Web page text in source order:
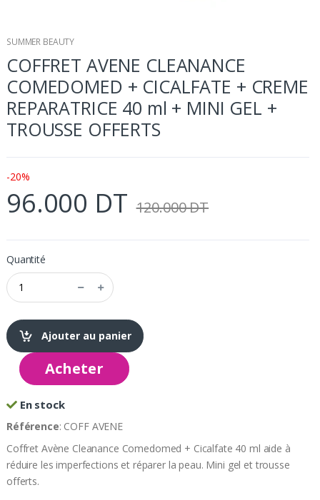
SUMMER BEAUTY
COFFRET AVENE CLEANANCE
COMEDOMED + CICALFATE + CREME
REPARATRICE 40 ml + MINI GEL +
TROUSSE OFFERTS
-20%
96.000 DT 120.000 DT
Quantité
Ajouter au panier
Acheter
En stock
Référence: COFF AVENE
Coffret Avène Cleanance Comedomed + Cicalfate 40 ml aide à
réduire les imperfections et réparer la peau. Mini gel et trousse
offerts.